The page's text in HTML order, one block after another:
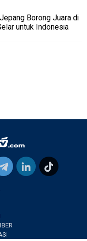
Borong Juara di
untuk Indonesia